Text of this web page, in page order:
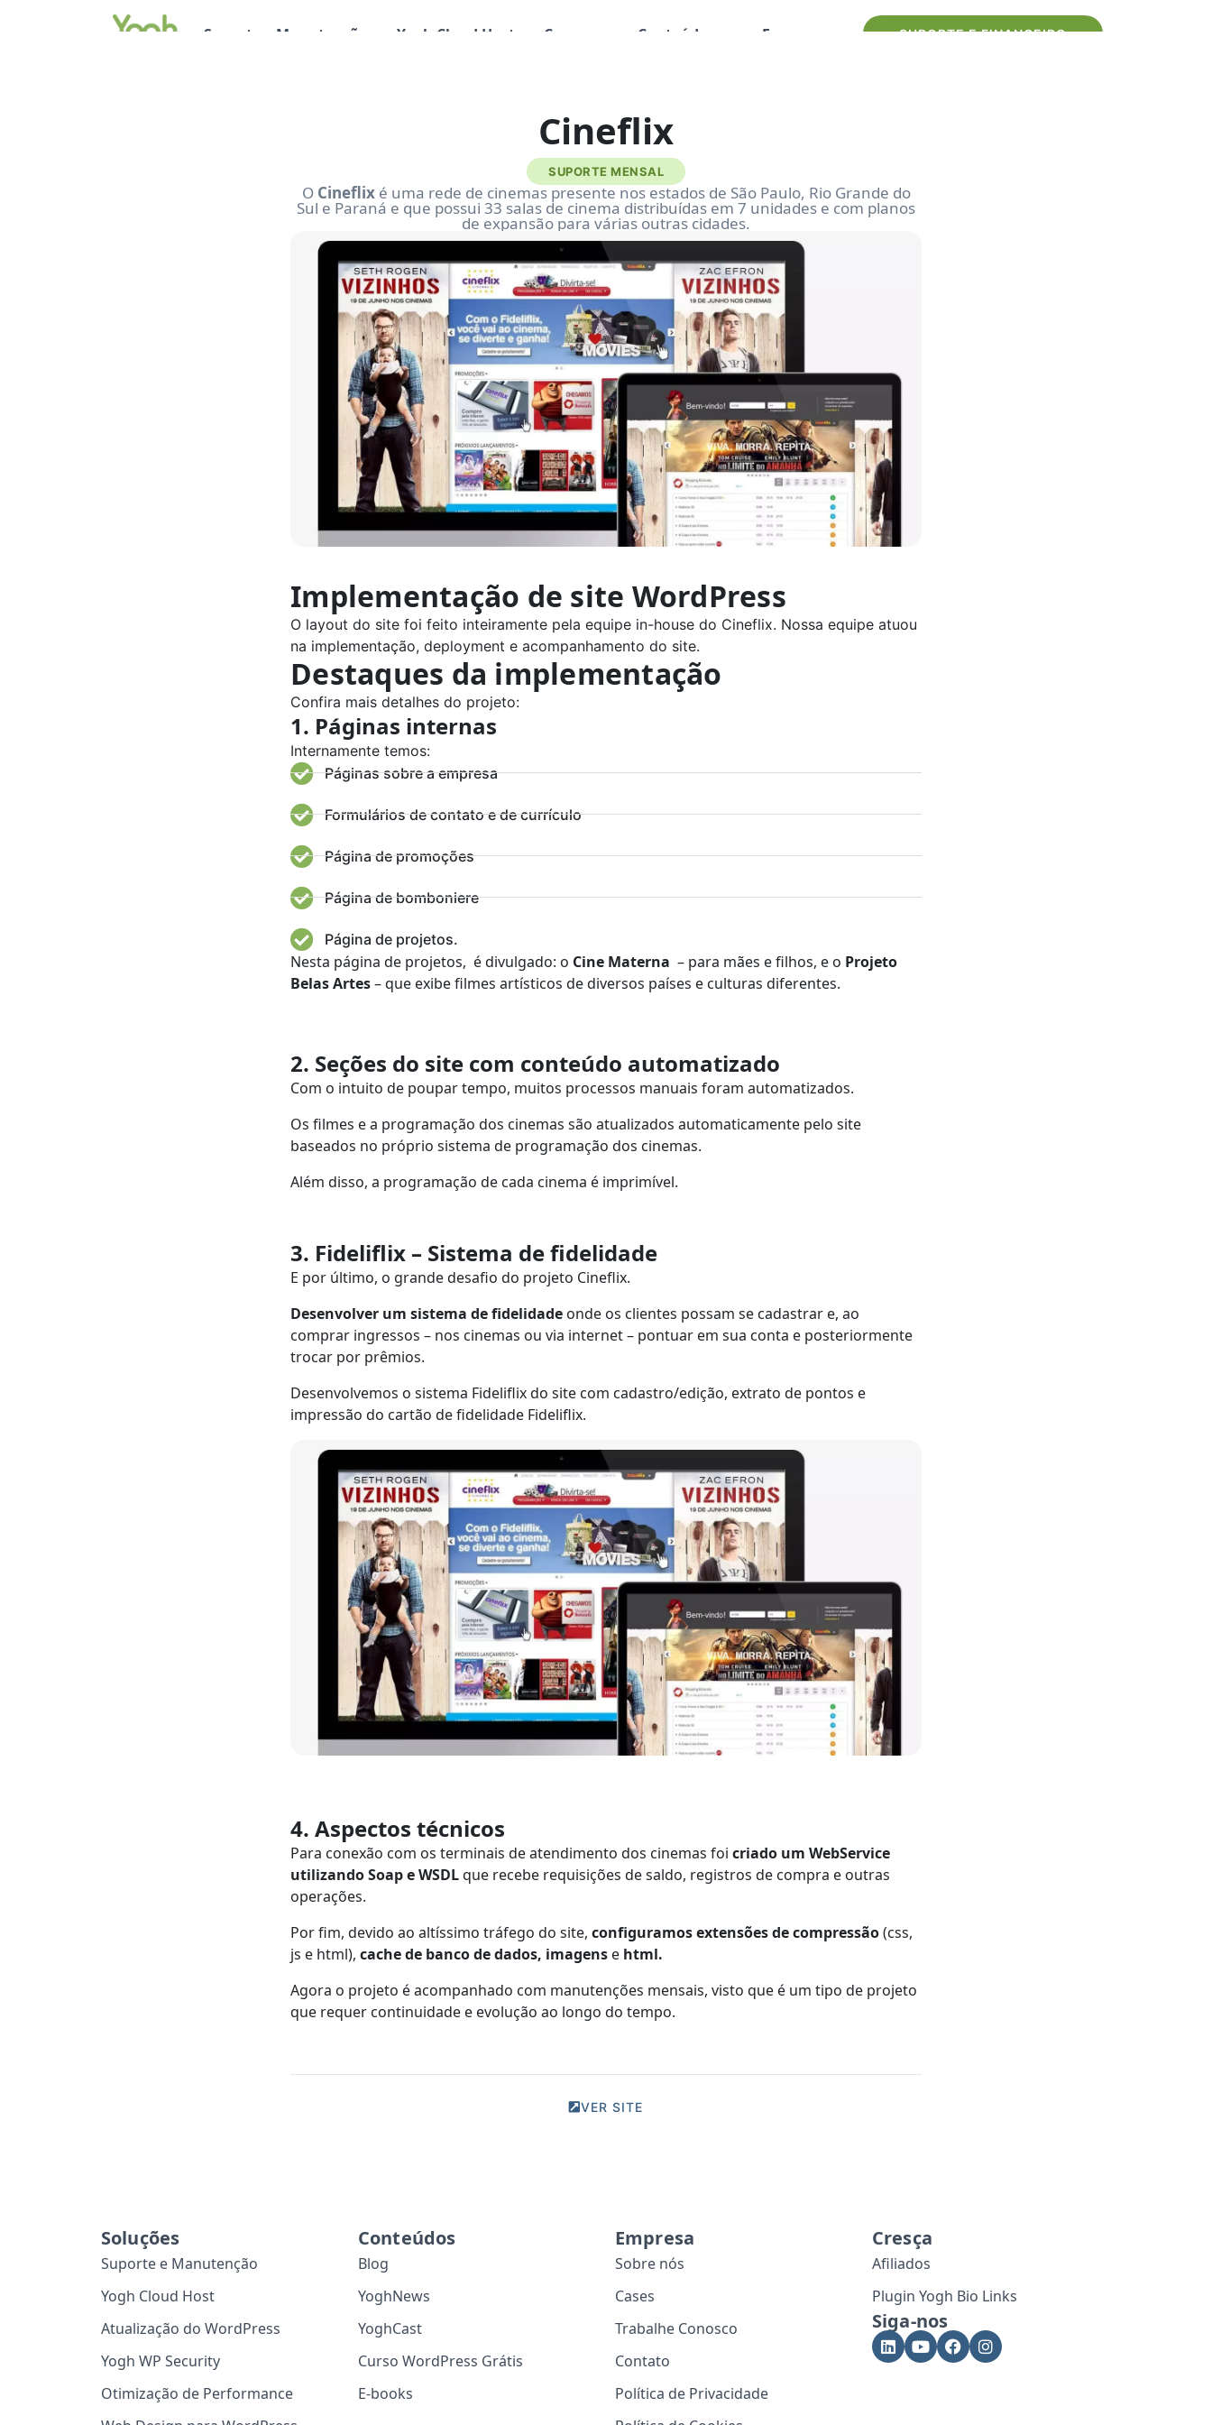
Suporte e Manutenção Yogh Cloud Host Cresça Conteúdos Empresa SUPORTE E FINANCEIRO
Cineflix
SUPORTE MENSAL
O Cineflixé uma rede de cinemas presente nos estados de São Paulo, Rio Grande do
Sul e Paraná e que possui 33 salas de cinema distribuídas em 7 unidades e com planos
de expansão para várias outras cidades.
Implementação de site WordPress
O layout do site foi feito inteiramente pela equipe in-house do Cineflix. Nossa equipe atuou
na implementação, deployment e acompanhamento do site.
Destaques da implementação
Confira mais detalhes do projeto:
1. Páginas internas
Internamente temos:
Páginas sobre a empresa
Formulários de contato e de currículo
Página de promoções
Página de bomboniere
Página de projetos.
Nesta página de projetos, é divulgado: o Cine Materna – para mães e filhos, e o Projeto
Belas Artes– que exibe filmes artísticos de diversos países e culturas diferentes.
2. Seções do site com conteúdo automatizado
Com o intuito de poupar tempo, muitos processos manuais foram automatizados.
Os filmes e a programação dos cinemas são atualizados automaticamente pelo site
baseados no próprio sistema de programação dos cinemas.
Além disso, a programação de cada cinema é imprimível.
3. Fideliflix – Sistema de fidelidade
E por último, o grande desafio do projeto Cineflix.
Desenvolver um sistema de fidelidade onde os clientes possam se cadastrar e, ao
comprar ingressos – nos cinemas ou via internet – pontuar em sua conta e posteriormente
trocar por prêmios.
Desenvolvemos o sistema Fideliflix do site com cadastro/edição, extrato de pontos e
impressão do cartão de fidelidade Fideliflix.
4. Aspectos técnicos
Para conexão com os terminais de atendimento dos cinemas foi criado um WebService
utilizando Soap e WSDLque recebe requisições de saldo, registros de compra e outras
operações.
Por fim, devido ao altíssimo tráfego do site, configuramos extensões de compressão(css,
js e html), cache de banco de dados, imagens e html.
Agora o projeto é acompanhado com manutenções mensais, visto que é um tipo de projeto
que requer continuidade e evolução ao longo do tempo.
VER SITE
Soluções
Suporte e Manutenção
Yogh Cloud Host
Atualização do WordPress
Yogh WP Security
Otimização de Performance
Conteúdos
Blog
YoghNews
YoghCast
Curso WordPress Grátis
E-books
Empresa
Sobre nós
Cases
Trabalhe Conosco
Contato
Política de Privacidade
Cresça
Afiliados
Plugin Yogh Bio Links
Siga-nos